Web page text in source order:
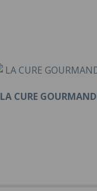
LA CURE